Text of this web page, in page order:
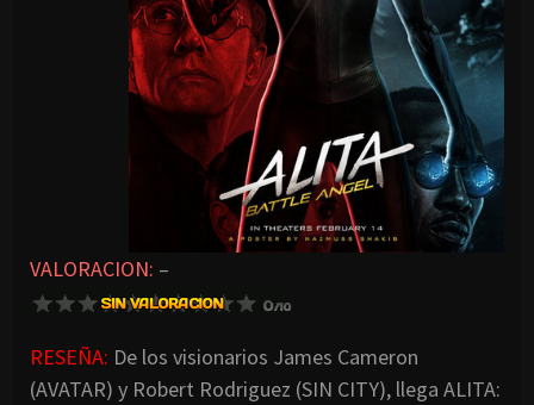
VALORACION: –
RESEÑA: De los visionarios James Cameron
(AVATAR) y Robert Rodriguez (SIN CITY), llega ALITA: